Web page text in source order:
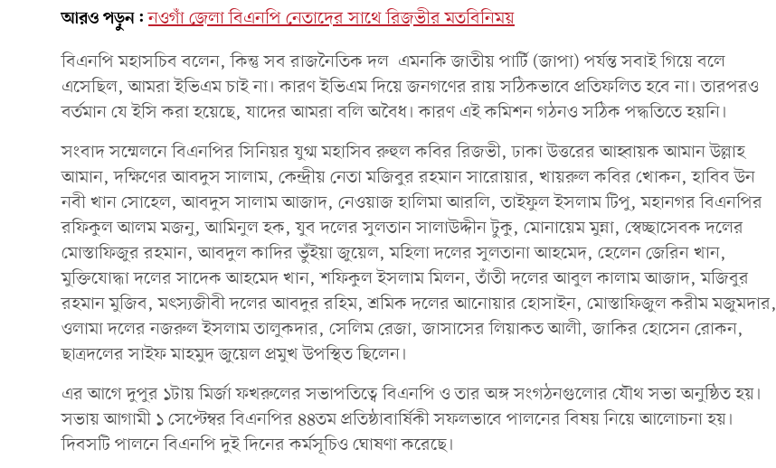
আরও পড়ুন: নওগাঁ জেলা বিএনপি নেতাদের সাথে রিজভীর মতবিনিময়
বিএনপি মহাসচিব বলেন, কিন্তু সব রাজনৈতিক দল এমনকি জাতীয় পার্টি (জাপা) পর্যন্ত সবাই গিয়ে বলে
এসেছিল, আমরা ইভিএম চাই না। কারণ ইভিএম দিয়ে জনগণের রায় সঠিকভাবে প্রতিফলিত হবে না। তারপরও
বর্তমান যে ইসি করা হয়েছে, যাদের আমরা বলি অবৈধ। কারণ এই কমিশন গঠনও সঠিক পদ্ধতিতে হয়নি।
সংবাদ সম্মেলনে বিএনপির সিনিয়র যুগ্ম মহাসিব রুহুল কবির রিজভী, ঢাকা উত্তরের আহ্বায়ক আমান উল্লাহ
আমান, দক্ষিণের আবদুস সালাম, কেন্দ্রীয় নেতা মজিবুর রহমান সারোয়ার, খায়রুল কবির খোকন, হাবিব উন
নবী খান সোহেল, আবদুস সালাম আজাদ, নেওয়াজ হালিমা আরলি, তাইফুল ইসলাম টিপু, মহানগর বিএনপির
রফিকুল আলম মজনু, আমিনুল হক, যুব দলের সুলতান সালাউদ্দীন টুকু, মোনায়েম মুন্না, স্বেচ্ছাসেবক দলের
মোস্তাফিজুর রহমান, আবদুল কাদির ভুঁইয়া জুয়েল, মহিলা দলের সুলতানা আহমেদ, হেলেন জেরিন খান,
মুক্তিযোদ্ধা দলের সাদেক আহমেদ খান, শফিকুল ইসলাম মিলন, তাঁতী দলের আবুল কালাম আজাদ, মজিবুর
রহমান মুজিব, মৎস্যজীবী দলের আবদুর রহিম, শ্রমিক দলের আনোয়ার হোসাইন, মোস্তাফিজুল করীম মজুমদার,
ওলামা দলের নজরুল ইসলাম তালুকদার, সেলিম রেজা, জাসাসের লিয়াকত আলী, জাকির হোসেন রোকন,
ছাত্রদলের সাইফ মাহমুদ জুয়েল প্রমুখ উপস্থিত ছিলেন।
এর আগে দুপুর ১টায় মির্জা ফখরুলের সভাপতিত্বে বিএনপি ও তার অঙ্গ সংগঠনগুলোর যৌথ সভা অনুষ্ঠিত হয়।
সভায় আগামী ১ সেপ্টেম্বর বিএনপির ৪৪তম প্রতিষ্ঠাবার্ষিকী সফলভাবে পালনের বিষয় নিয়ে আলোচনা হয়।
দিবসটি পালনে বিএনপি দুই দিনের কর্মসূচিও ঘোষণা করেছে।